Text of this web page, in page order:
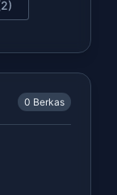
0 Berkas